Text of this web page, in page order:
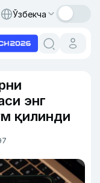
Ўзбекча
энг
қилинди